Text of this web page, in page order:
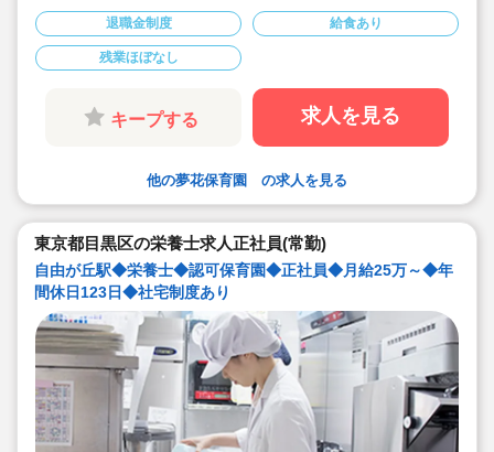
す
◇宿舎借り上げ制度利用可能です
◇有給休暇は入職時に付与しています◎安心して
お仕事をスタートできます。
◇経験が少ない方には先輩職員が丁寧に指導しま
す。ご安心ください。
◇お庭も園舎も広々と綺麗です。屋上もあります
退職金制度 給食あり
残業ほぼなし
キープする 求人を見る
他の夢花保育園 の求人を見る
東京都目黒区の栄養士求人正社員(常勤)
自由が丘駅◆栄養士◆認可保育園◆正社員◆月給25万～◆年
間休日123日◆社宅制度あり